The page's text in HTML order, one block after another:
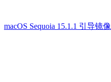
macOS Sequoia 15.1.1 引导镜像